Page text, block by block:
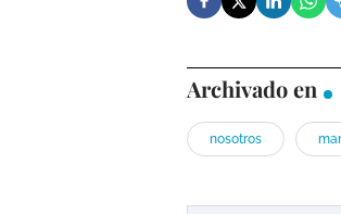
Archivado en
nosotros